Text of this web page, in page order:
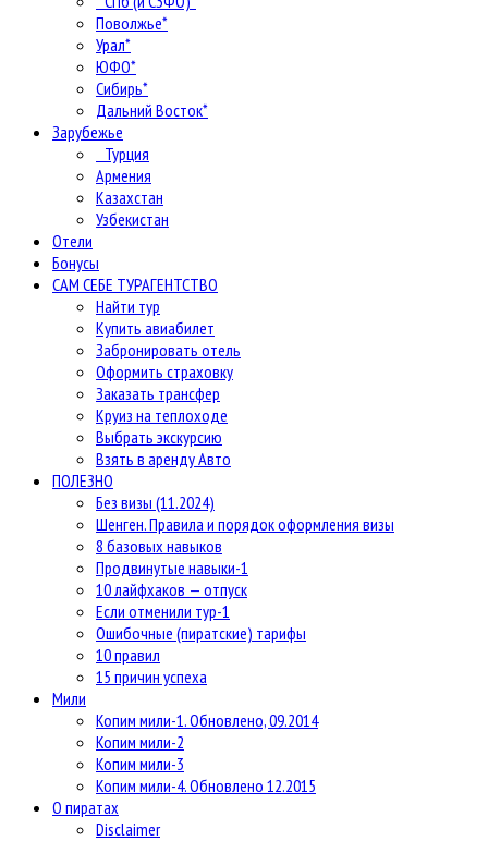
Поволжье*
Урал*
ЮФО*
Сибирь*
Дальний Восток*
Зарубежье
Турция
Армения
Казахстан
Узбекистан
Отели
Бонусы
САМ СЕБЕ ТУРАГЕНТСТВО
Найти тур
Купить авиабилет
Забронировать отель
Оформить страховку
Заказать трансфер
Круиз на теплоходе
Выбрать экскурсию
Взять в аренду Авто
ПОЛЕЗНО
Без визы (11.2024)
Шенген. Правила и порядок оформления визы
8 базовых навыков
Продвинутые навыки-1
10 лайфхаков — отпуск
Если отменили тур-1
Ошибочные (пиратские) тарифы
10 правил
15 причин успеха
Мили
Копим мили-1. Обновлено, 09.2014
Копим мили-2
Копим мили-3
Копим мили-4. Обновлено 12.2015
О пиратах
Disclaimer